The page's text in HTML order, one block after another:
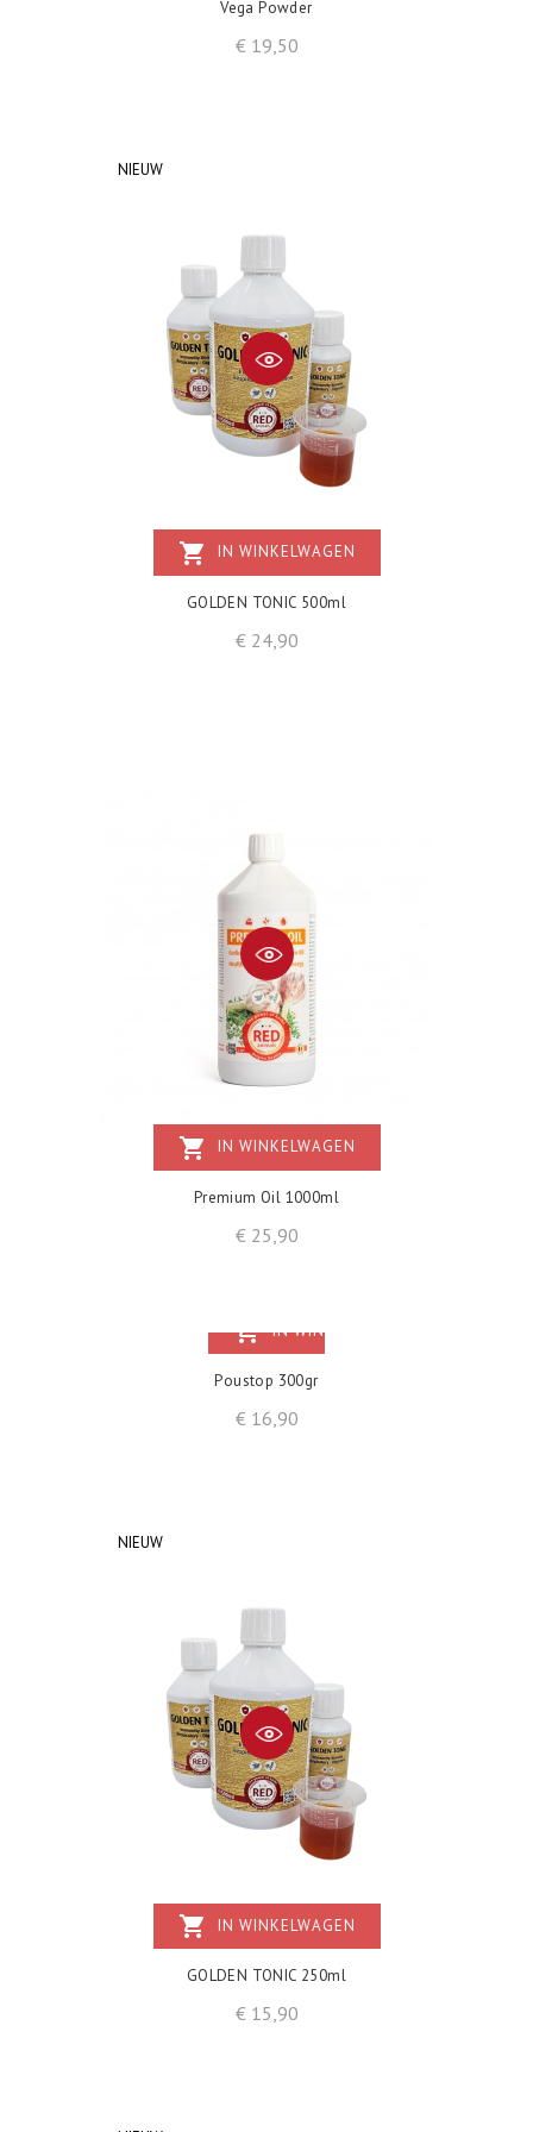
Vega Powder
€ 19,50Prijs
NIEUW
shopping_cart IN WINKELWAGEN
GOLDEN TONIC 500ml
€ 24,90Prijs
shopping_cart IN WINKELWAGEN
Premium Oil 1000ml
€ 25,90Prijs
shopping_cart IN WINKELWAGEN
Poustop 300gr
€ 16,90Prijs
NIEUW
shopping_cart IN WINKELWAGEN
GOLDEN TONIC 250ml
€ 15,90Prijs